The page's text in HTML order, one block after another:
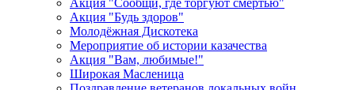
Акция "Будь здоров"
Молодёжная Дискотека
Мероприятие об истории казачества
Акция "Вам, любимые!"
Широкая Масленица